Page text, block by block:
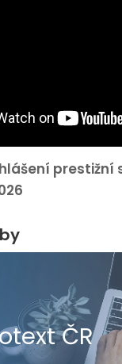
prestižní
ČR